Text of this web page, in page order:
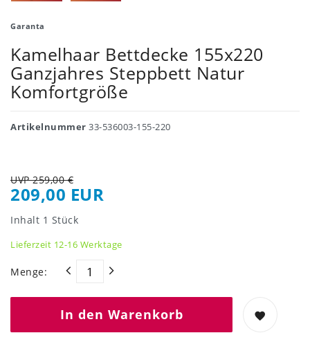
Garanta
Kamelhaar Bettdecke 155x220
Ganzjahres Steppbett Natur
Komfortgröße
Artikelnummer 33-536003-155-220
UVP 259,00 €
209,00 EUR
Inhalt 1 Stück
Lieferzeit 12-16 Werktage
Menge:
In den Warenkorb